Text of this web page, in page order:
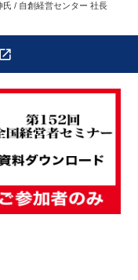
氏 / 自創経営センター 社長
open_in_new